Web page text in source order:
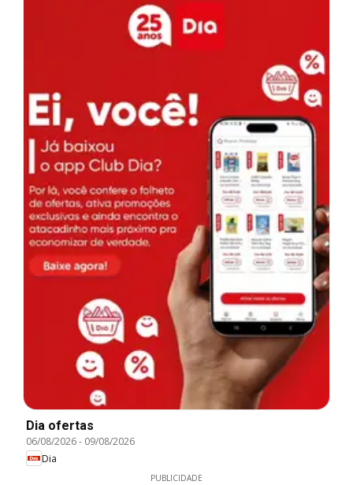
Dia ofertas
06/08/2026- 09/08/2026
Dia
PUBLICIDADE